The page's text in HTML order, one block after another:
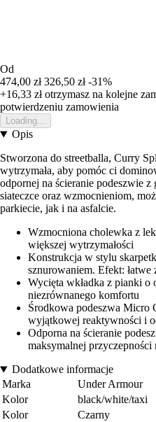
Od
474,00 zł 326,50 zł -31%
+16,33 złotrzymasz na kolejne
potwierdzeniu zamowienia
Loading...
Opis
Stworzona do streetballa, Curry
wytrzymała, aby pomóc ci
odpornej na ścieranie podeszwie
siateczce oraz wzmocnieniom,
parkiecie, jak i na asfalcie.
Wzmocniona cholewka z
większej wytrzymałości
Konstrukcja w stylu
sznurowaniem. Efekt: łatwe
Wycięta wkładka z pianki o
niezrównanego komfortu
Środkowa podeszwa Micro
wyjątkowej reaktywności i
Odporna na ścieranie
maksymalnej przyczepności
Dodatkowe informacje
Marka
Under Armour
Kolor
black/white/taxi
Kolor
Czarny